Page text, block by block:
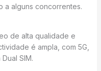
a alguns concorrentes.
de alta qualidade e
é ampla, com 5G,
SIM.